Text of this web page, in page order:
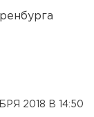
2018 В 14:50